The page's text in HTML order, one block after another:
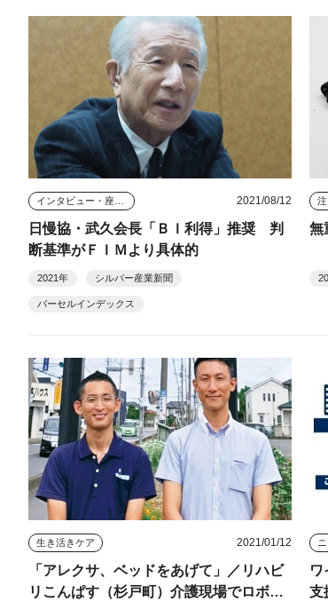
2021/08/12
日慢協・武久会長「ＢＩ利得」推奨 判
断基準がＦＩＭより具体的
2021年 シルバー産業新聞
バーセルインデックス
無
生き活きケア 2021/01/12
「アレクサ、ベッドをあげて」／リハビ
リこんぱす（杉戸町）介護現場でロボッ
支